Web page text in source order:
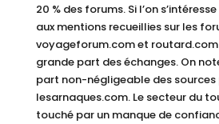
20 % des forums. Si l’on
aux mentions recueillies sur les
voyageforum.com et
grande part des échanges. On
part non-négligeable des sources
lesarnaques.com. Le secteur du
touché par un manque de